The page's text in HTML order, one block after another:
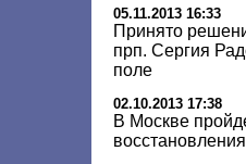
05.11.2013 16:33
Принято
прп. Сергия
поле
02.10.2013 17:38
В Москве